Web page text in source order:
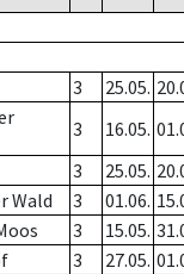
3 25.05.
3 16.05.
3 25.05.
Wald 3 01.06.
3 15.05.
3 27.05.